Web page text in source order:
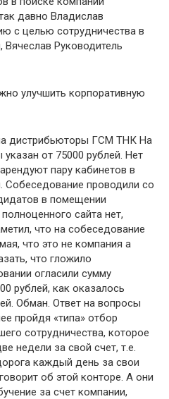
давно Владислав
с целью сотрудничества в
Руководитель
улучшить корпоративную
дистрибьюторы ГСМ ТНК На
указан от 75000 рублей. Нет
пару кабинетов в
Собеседование проводили со
в помещении
сайта нет,
что на собеседование
что это не компания а
что гложило
огласили сумму
рублей, как оказалось
Обман. Ответ на вопросы
пройдя «типа» отбор
сотрудничества, которое
недели за свой счет, т.е.
каждый день за свои
об этой конторе. А они
за счет компании,